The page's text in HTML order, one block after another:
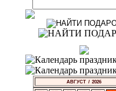
АВГУСТ / 2026